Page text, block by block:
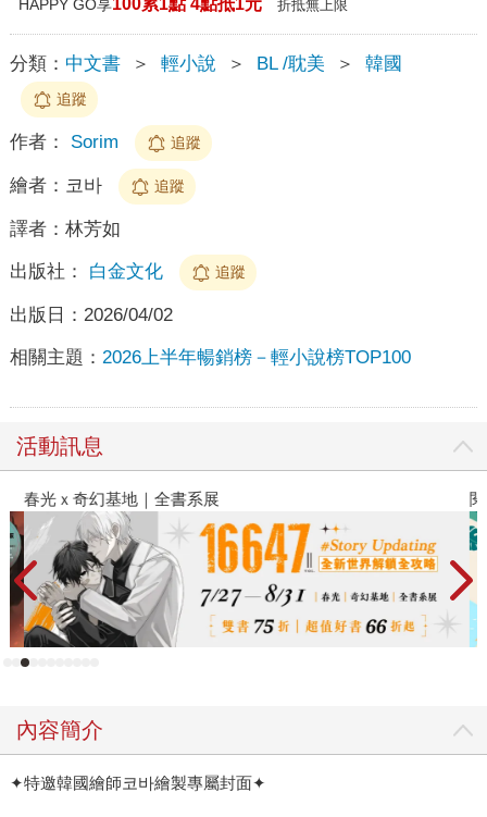
HAPPY GO享 折抵無上限
分類： 中文書 ＞ 輕小說 ＞ BL /耽美 ＞ 韓國
追蹤
作者： Sorim 追蹤
繪者： 코바 追蹤
譯者： 林芳如
出版社： 白金文化 追蹤
出版日： 2026/04/02
相關主題： 2026上半年暢銷榜－輕小說榜TOP100
活動訊息
春光ｘ奇幻基地｜全書系展
內容簡介
✦特邀韓國繪師코바繪製專屬封面✦